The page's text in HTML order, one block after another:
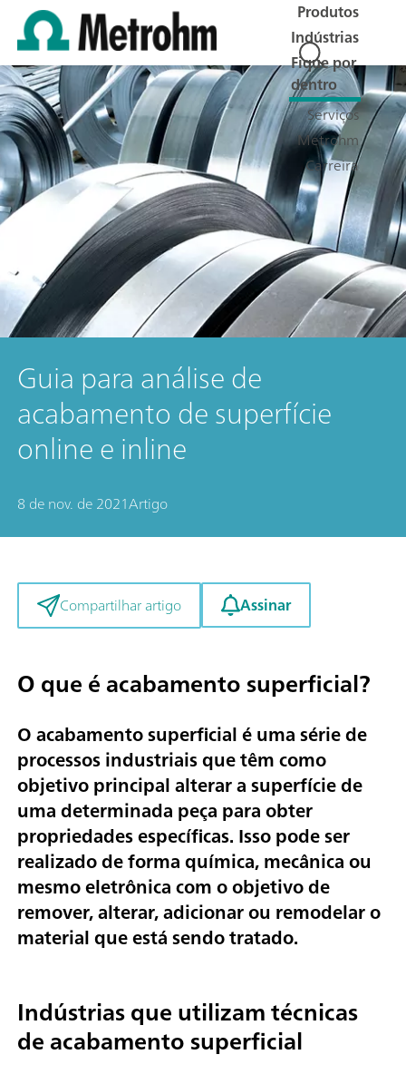
Produtos
Indústrias
Fique por
dentro
Serviços
Metrohm
Carreira
Guia para análise de
acabamento de superfície
online e inline
8 de nov. de 2021Artigo
Compartilhar artigo Assinar
O que é acabamento superficial?
O acabamento superficial é uma série de
processos industriais que têm como
objetivo principal alterar a superfície de
uma determinada peça para obter
propriedades específicas. Isso pode ser
realizado de forma química, mecânica ou
mesmo eletrônica com o objetivo de
remover, alterar, adicionar ou remodelar o
material que está sendo tratado.
Indústrias que utilizam técnicas
de acabamento superficial